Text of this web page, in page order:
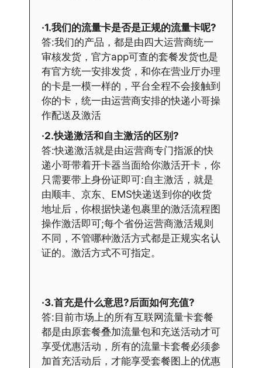
·1.我们的流量卡是否是正规的流量卡呢?
答:我们的产品，都是由四大运营商统一
审核发货，官方app可查的套餐发货也是
有官方统一安排发货，和你在营业厅办理
的卡是一模一样的，平台全程不会接触到
你的卡，统一由运营商安排的快递小哥操
作配送及激活
·2.快递激活和自主激活的区别?
答:快递激活就是由运营商专门指派的快
递小哥带着开卡器当面给你激活开卡，你
只需要带上身份证即可:自主激活，就是
由顺丰、京东、EMS快递送到你的收货
地址后，你根据快递包裹里的激活流程图
操作激活即可;每个省份运营商激活规则
不同，不管哪种激活方式都是正规实名认
证的。激活方式不可指定。
·3.首充是什么意思?后面如何充值?
答:目前市场上的所有互联网流量卡套餐
都是由原套餐叠加流量包和充送活动才可
享受优惠活动，所有的流量卡套餐必须参
加首充活动后，才能享受套餐图上的优惠